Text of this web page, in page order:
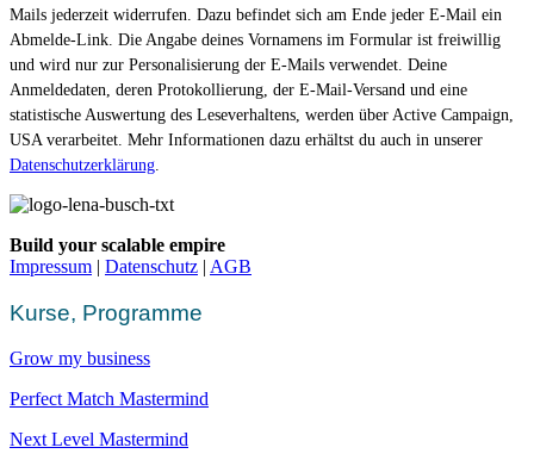
Mails jederzeit widerrufen. Dazu befindet sich am Ende jeder E-Mail ein
Abmelde-Link. Die Angabe deines Vornamens im Formular ist freiwillig
und wird nur zur Personalisierung der E-Mails verwendet. Deine
Anmeldedaten, deren Protokollierung, der E-Mail-Versand und eine
statistische Auswertung des Leseverhaltens, werden über Active Campaign,
USA verarbeitet. Mehr Informationen dazu erhältst du auch in unserer
Datenschutzerklärung
Build your scalable empire
Impressum | Datenschutz | AGB
Kurse, Programme
Grow my business
Perfect Match Mastermind
Next Level Mastermind